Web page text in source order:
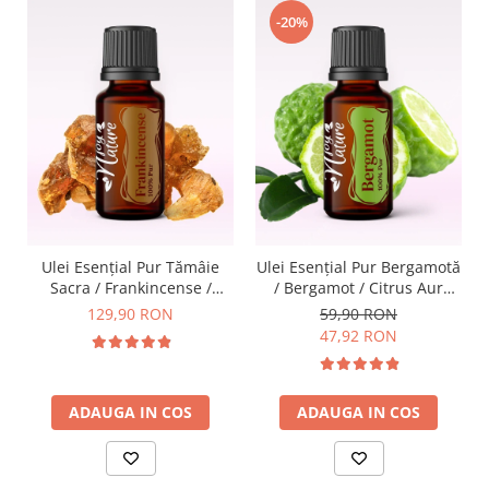
Ulei Esențial Pur Tămâie
Sacra / Frankincense /
Boswellia Carterii 15ml -
Nature
129,90 RON
ADAUGA IN COS
-20%
Ulei Esențial Pur Bergamotă
/ Bergamot / Citrus Aur
Bergamia 15ml -
Aromaterapie Sigura | nJoy
59,90 RON
47,92 RON
ADAUGA IN COS